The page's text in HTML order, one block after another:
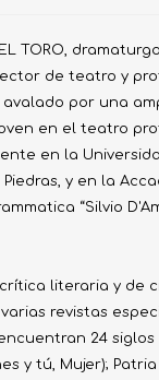
TORO, dramaturgo
de teatro y
por una
en el teatro
en la
Piedras, y en la
“Silvio
literaria y de
revistas
24 siglos
y tú, Mujer);